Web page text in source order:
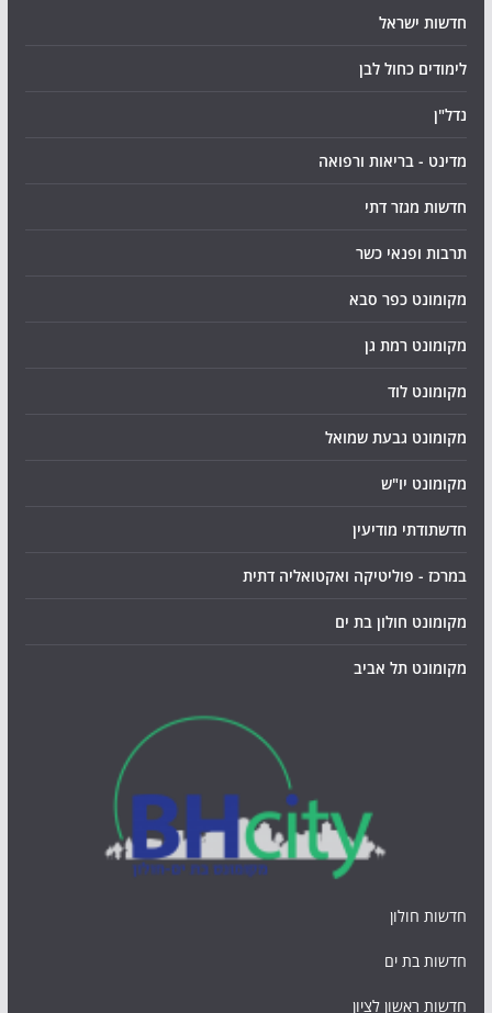
חדשות ישראל
לימודים כחול לבן
נדל"ן
מדינט - בריאות ורפואה
חדשות מגזר דתי
תרבות ופנאי כשר
מקומונט כפר סבא
מקומונט רמת גן
מקומונט לוד
מקומונט גבעת שמואל
מקומונט יו"ש
חדשתודתי מודיעין
במרכז - פוליטיקה ואקטואליה דתית
מקומונט חולון בת ים
מקומונט תל אביב
חדשות חולון
חדשות בת ים
חדשות ראשון לציון